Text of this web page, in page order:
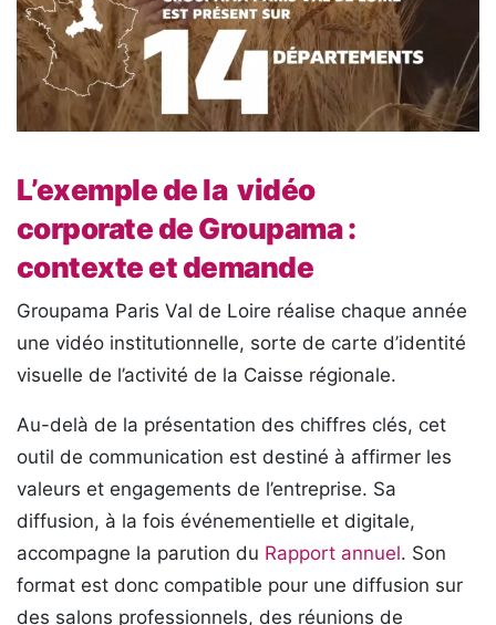
L’exemple de la vidéo
corporate de Groupama :
contexte et demande
Groupama Paris Val de Loire réalise chaque année
une vidéo institutionnelle, sorte de carte d’identité
visuelle de l’activité de la Caisse régionale.
Au-delà de la présentation des chiffres clés, cet
outil de communication est destiné à affirmer les
valeurs et engagements de l’entreprise. Sa
diffusion, à la fois événementielle et digitale,
accompagne la parution du Rapport annuel. Son
format est donc compatible pour une diffusion sur
des salons professionnels, des réunions de